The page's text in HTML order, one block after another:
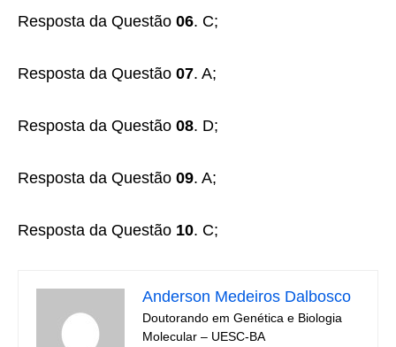
Resposta da Questão 06. C;
Resposta da Questão 07. A;
Resposta da Questão 08. D;
Resposta da Questão 09. A;
Resposta da Questão 10. C;
Anderson Medeiros Dalbosco
Doutorando em Genética e Biologia
Molecular – UESC-BA